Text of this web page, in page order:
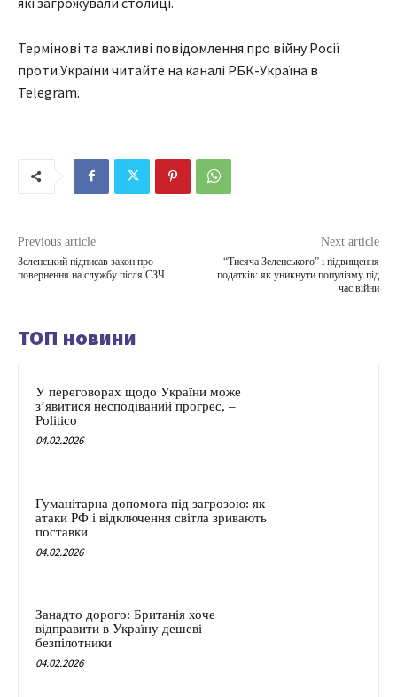
Термінові та важливі повідомлення про війну Росії
проти України читайте на каналі РБК-Україна в
Telegram.
Previous article
Зеленський підписав закон про
повернення на службу після СЗЧ
Next article
“Тисяча Зеленського” і підвищення
податків: як уникнути популізму під
час війни
ТОП новини
У переговорах щодо України може
з’явитися несподіваний прогрес, –
Politico
04.02.2026
Гуманітарна допомога під загрозою: як
атаки РФ і відключення світла зривають
поставки
04.02.2026
Занадто дорого: Британія хоче
відправити в Україну дешеві
безпілотники
04.02.2026